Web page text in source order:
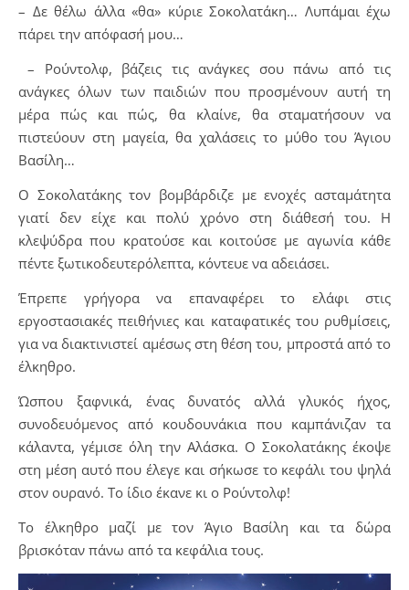
– Δε θέλω άλλα «θα» κύριε Σοκολατάκη… Λυπάμαι έχω
πάρει την απόφασή μου…
– Ρούντολφ, βάζεις τις ανάγκες σου πάνω από τις
ανάγκες όλων των παιδιών που προσμένουν αυτή τη
μέρα πώς και πώς, θα κλαίνε, θα σταματήσουν να
πιστεύουν στη μαγεία, θα χαλάσεις το μύθο του Άγιου
Βασίλη…
Ο Σοκολατάκης τον βομβάρδιζε με ενοχές ασταμάτητα
γιατί δεν είχε και πολύ χρόνο στη διάθεσή του. Η
κλεψύδρα που κρατούσε και κοιτούσε με αγωνία κάθε
πέντε ξωτικοδευτερόλεπτα, κόντευε να αδειάσει.
Έπρεπε γρήγορα να επαναφέρει το ελάφι στις
εργοστασιακές πειθήνιες και καταφατικές του ρυθμίσεις,
για να διακτινιστεί αμέσως στη θέση του, μπροστά από το
έλκηθρο.
Ώσπου ξαφνικά, ένας δυνατός αλλά γλυκός ήχος,
συνοδευόμενος από κουδουνάκια που καμπάνιζαν τα
κάλαντα, γέμισε όλη την Αλάσκα. Ο Σοκολατάκης έκοψε
στη μέση αυτό που έλεγε και σήκωσε το κεφάλι του ψηλά
στον ουρανό. Το ίδιο έκανε κι ο Ρούντολφ!
Το έλκηθρο μαζί με τον Άγιο Βασίλη και τα δώρα
βρισκόταν πάνω από τα κεφάλια τους.